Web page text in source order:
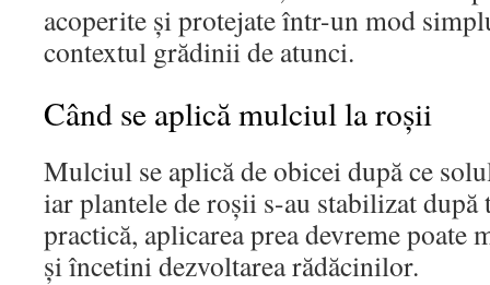
acoperite și protejate într-un mod
contextul grădinii de atunci.
Când se aplică mulciul la roșii
Mulciul se aplică de obicei după ce
iar plantele de roșii s-au stabilizat după
practică, aplicarea prea devreme poate
și încetini dezvoltarea rădăcinilor.